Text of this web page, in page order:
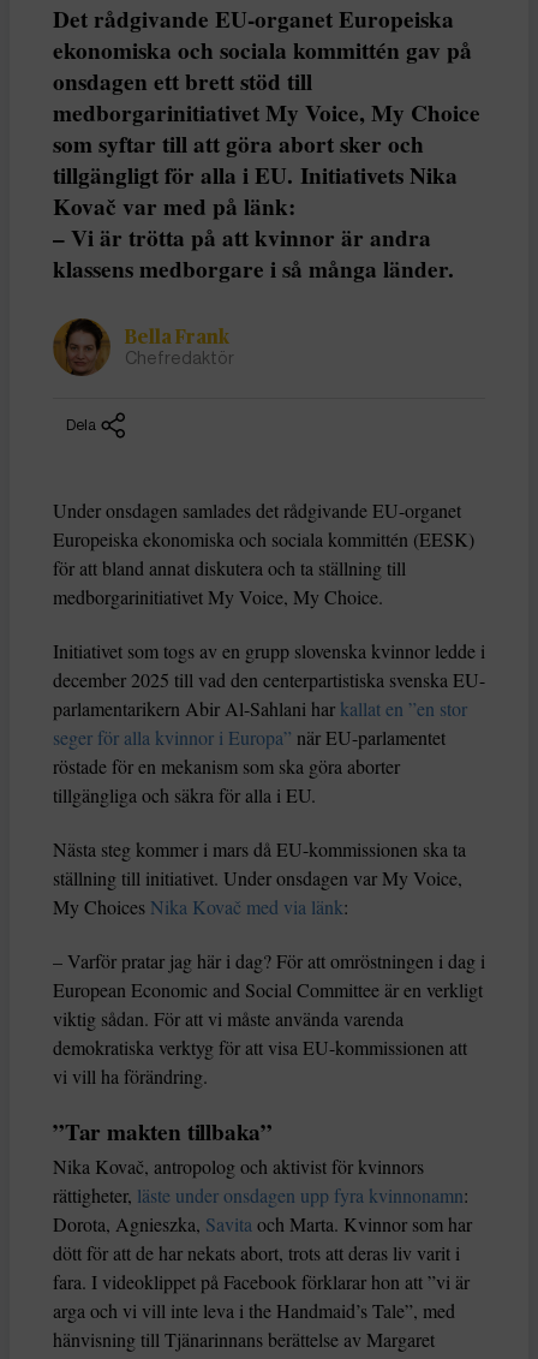
Det rådgivande EU-organet Europeiska
ekonomiska och sociala kommittén gav på
onsdagen ett brett stöd till
medborgarinitiativet My Voice, My Choice
som syftar till att göra abort sker och
tillgängligt för alla i EU. Initiativets Nika
Kovač var med på länk:
– Vi är trötta på att kvinnor är andra
klassens medborgare i så många länder.
Bella Frank
Chefredaktör
Dela
Under onsdagen samlades det rådgivande EU-organet
Europeiska ekonomiska och sociala kommittén (EESK)
för att bland annat diskutera och ta ställning till
medborgarinitiativet My Voice, My Choice.
Initiativet som togs av en grupp slovenska kvinnor ledde i
december 2025 till vad den centerpartistiska svenska EU-
parlamentarikern Abir Al-Sahlani har kallat en ”en stor
seger för alla kvinnor i Europa” när EU-parlamentet
röstade för en mekanism som ska göra aborter
tillgängliga och säkra för alla i EU.
Nästa steg kommer i mars då EU-kommissionen ska ta
ställning till initiativet. Under onsdagen var My Voice,
My Choices Nika Kovač med via länk:
– Varför pratar jag här i dag? För att omröstningen i dag i
European Economic and Social Committee är en verkligt
viktig sådan. För att vi måste använda varenda
demokratiska verktyg för att visa EU-kommissionen att
vi vill ha förändring.
”Tar makten tillbaka”
Nika Kovač, antropolog och aktivist för kvinnors
rättigheter, läste under onsdagen upp fyra kvinnonamn:
Dorota, Agnieszka, Savita och Marta. Kvinnor som har
dött för att de har nekats abort, trots att deras liv varit i
fara. I videoklippet på Facebook förklarar hon att ”vi är
arga och vi vill inte leva i the Handmaid’s Tale”, med
hänvisning till Tjänarinnans berättelse av Margaret